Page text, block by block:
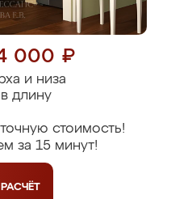
000 ₽
и низа
длину
стоимость!
за 15 минут!
РАСЧЁТ